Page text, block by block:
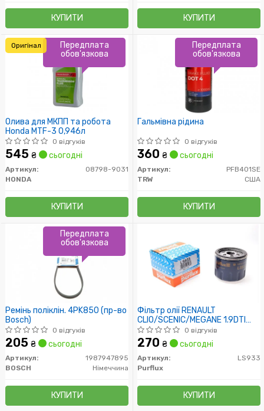
КУПИТИ КУПИТИ
Олива для МКПП та робота
Honda MTF-3 0,946л
0 відгуків
545 ₴ сьогодні
Артикул:
08798-9031
HONDA
КУПИТИ
Передплата
обов'язкова
Оригінал
Гальмівна рідина
0 відгуків
360 ₴ сьогодні
Артикул:
PFB401SE
TRW
США
КУПИТИ
Передплата
обов'язкова
Ремінь поліклін. 4PK850 (пр-во
Bosch)
0 відгуків
205 ₴ сьогодні
Артикул:
1987947895
BOSCH
Німеччина
КУПИТИ
Передплата
обов'язкова
Фільтр олії RENAULT
CLIO/SCENIC/MEGANE 1.9DTI
3/97-8/03, 1.9DCi 4/04-
0 відгуків
270 ₴ сьогодні
Артикул:
LS933
Purflux
КУПИТИ